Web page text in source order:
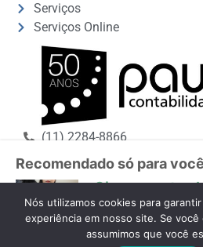
Serviços
Serviços Online
(11) 2284-8866
Recomendado só para você
Cipa agora
assédio
Notícias / Por
Emprega +
Nós utilizamos cookies para
experiência em nosso site. Se
assumimos que você